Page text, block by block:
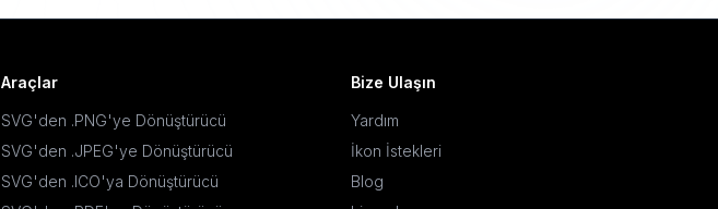
Araçlar
SVG'den .PNG'ye Dönüştürücü
SVG'den .JPEG'ye Dönüştürücü
SVG'den .ICO'ya Dönüştürücü
Bize Ulaşın
Yardım
İkon İstekleri
Blog